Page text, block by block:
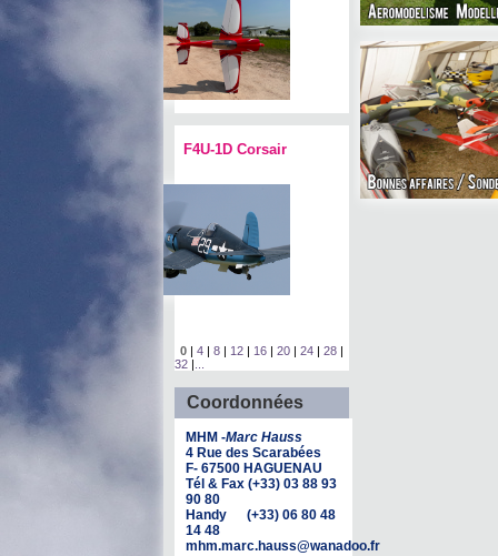
F4U-1D Corsair
0 |4 |8 12 16 |20 |24 |28
32
Coordonnées
MHM -Marc Hauss
4 Rue des Scarabées
F- 67500 HAGUENAU
Tél & Fax (+33) 03 88 93
90 80
Handy (+33) 06 80 48
14 48
mhm.marc.hauss@wanadoo.fr